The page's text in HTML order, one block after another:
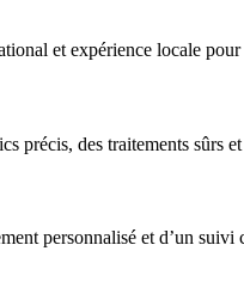
et expérience locale
précis, des traitements sûrs
personnalisé et d’un